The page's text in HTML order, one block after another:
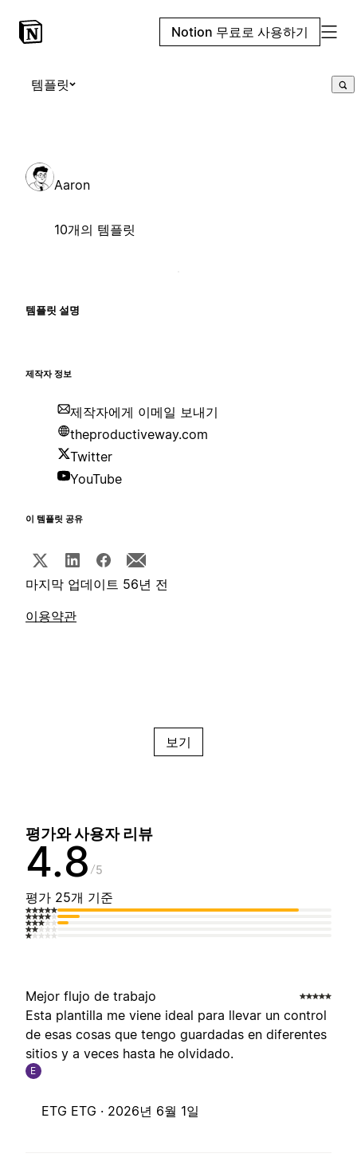
Notion 무료로 사용하기
템플릿
Aaron
10개의 템플릿
템플릿 설명
제작자 정보
제작자에게 이메일 보내기
theproductiveway.com
Twitter
YouTube
이 템플릿 공유
마지막 업데이트 56년 전
이용약관
보기
평가와 사용자 리뷰
4.8 5
평가 25개 기준
Mejor flujo de trabajo
Esta plantilla me viene ideal para llevar un control
de esas cosas que tengo guardadas en diferentes
sitios y a veces hasta he olvidado.
E
ETG ETG · 2026년 6월 1일